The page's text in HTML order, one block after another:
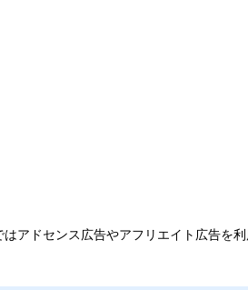
はアドセンス広告やアフリエイト広告を